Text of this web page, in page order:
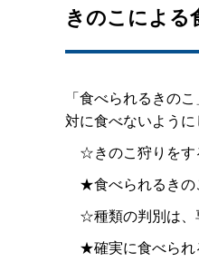
きのこによる
「食べられるきの
対に食べないように
☆きのこ狩りをす
★食べられるきの
☆種類の判別は、
★確実に食べられ